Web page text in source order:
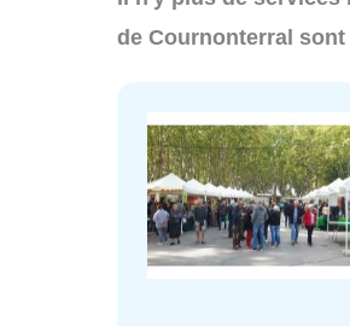
de Cournonterral